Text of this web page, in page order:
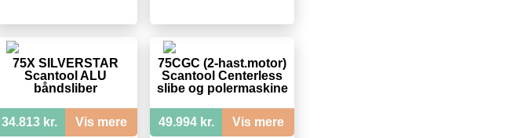
75X SILVERSTAR
Scantool ALU
båndsliber
34.813 kr. Vis mere
75CGC (2-hast.motor)
Scantool Centerless
slibe og polermaskine
49.994 kr. Vis mere